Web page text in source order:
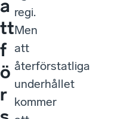
a
tt
f
ö
r
regi.
Men
att
återförstatliga
underhållet
kommer